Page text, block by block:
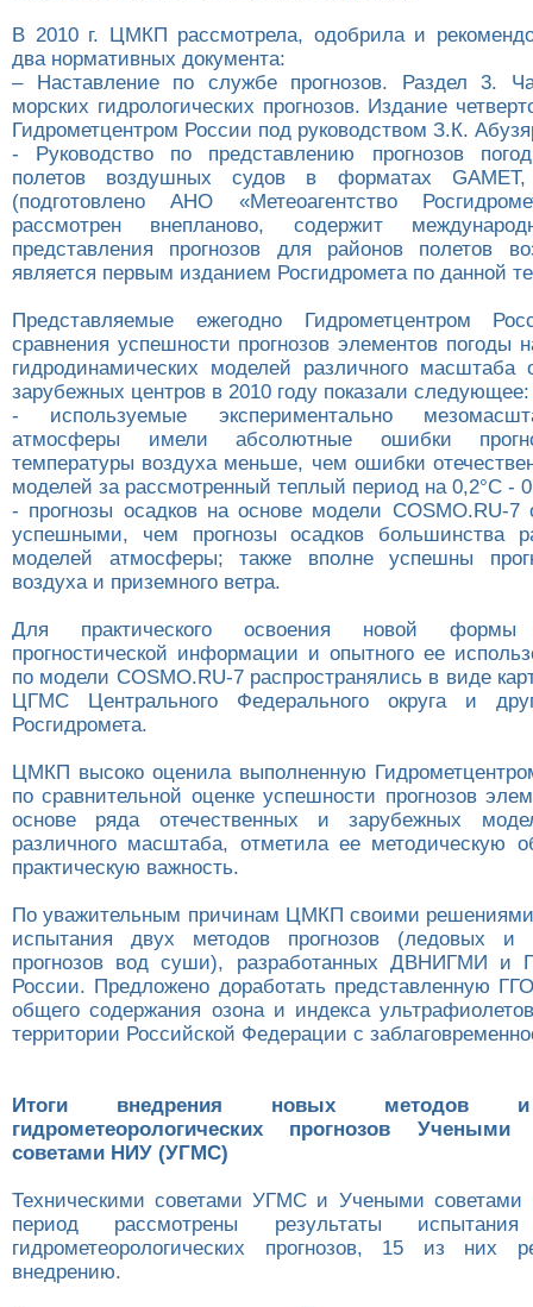
В 2010 г. ЦМКП рассмотрела, одобрила и
два нормативных документа:
– Наставление по службе прогнозов. Раздел 3.
морских гидрологических прогнозов. Издание
Гидрометцентром России под руководством З.К.
- Руководство по представлению прогнозов
полетов воздушных судов в форматах
(подготовлено АНО «Метеоагентство
рассмотрен внепланово, содержит
представления прогнозов для районов полетов
является первым изданием Росгидромета по данной
Представляемые ежегодно Гидрометцентром
сравнения успешности прогнозов элементов погоды
гидродинамических моделей различного масштаба
зарубежных центров в 2010 году показали следующее:
- используемые экспериментально
атмосферы имели абсолютные ошибки
температуры воздуха меньше, чем ошибки
моделей за рассмотренный теплый период на 0,2°С -
- прогнозы осадков на основе модели COSMO.RU-7
успешными, чем прогнозы осадков большинства
моделей атмосферы; также вполне успешны
воздуха и приземного ветра.
Для практического освоения новой формы
прогностической информации и опытного ее
по модели COSMO.RU-7 распространялись в виде
ЦГМС Центрального Федерального округа и
Росгидромета.
ЦМКП высоко оценила выполненную
по сравнительной оценке успешности прогнозов
основе ряда отечественных и зарубежных
различного масштаба, отметила ее методическую
практическую важность.
По уважительным причинам ЦМКП своими решениями
испытания двух методов прогнозов (ледовых и
прогнозов вод суши), разработанных ДВНИГМИ и
России. Предложено доработать представленную
общего содержания озона и индекса
территории Российской Федерации с
Итоги внедрения новых методов и
гидрометеорологических прогнозов Учеными
советами НИУ (УГМС)
Техническими советами УГМС и Учеными
период рассмотрены результаты
гидрометеорологических прогнозов, 15 из них
внедрению.